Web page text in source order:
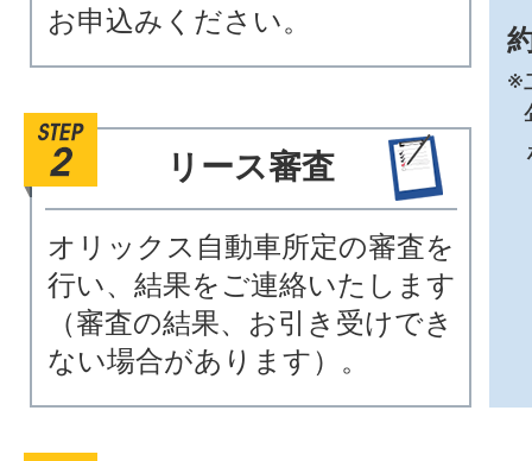
お申込みください。
リース審査
オリックス自動車所定の審査を
行い、結果をご連絡いたします
（審査の結果、お引き受けでき
ない場合があります）。
※